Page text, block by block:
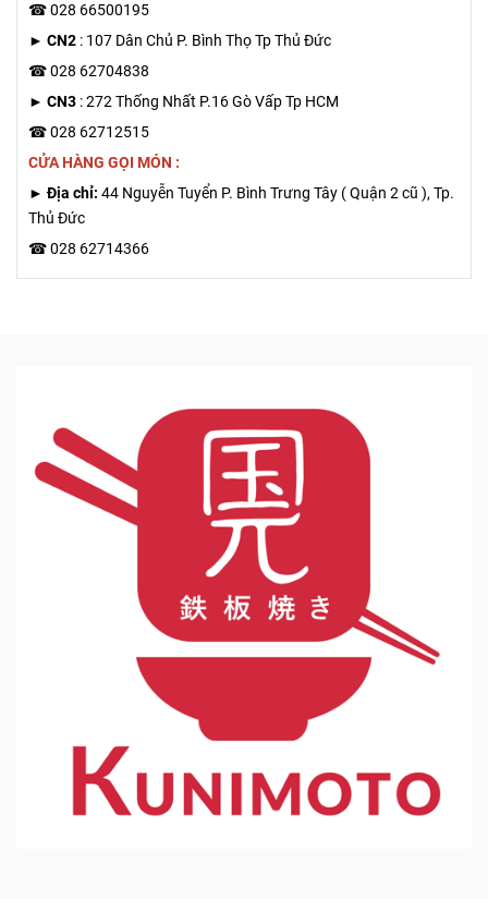
☎ 028 66500195
► CN2 : 107 Dân Chủ P. Bình Thọ Tp Thủ Đức
☎ 028 62704838
► CN3 : 272 Thống Nhất P.16 Gò Vấp Tp HCM
☎ 028 62712515
CỬA HÀNG GỌI MÓN :
► Địa chỉ: 44 Nguyễn Tuyển P. Bình Trưng Tây ( Quận 2 cũ ), Tp.
Thủ Đức
☎ 028 62714366